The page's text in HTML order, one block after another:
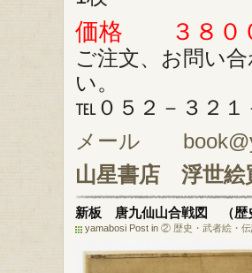
価格 ３８０
ご注文、お問い
い。
℡０５２－３２１
メール
山星書店
浮世絵
新板 唐九仙山合戦図 （歴
yamabosi Post in ② 歴史・武者絵・